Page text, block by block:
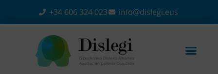
+34 606 324 023 info@dislegi.eus